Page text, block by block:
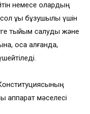
немесе олардың
құқық бұзушылық үшін
тыйым салуды және
қоса алғанда,
аппарат мәселесі